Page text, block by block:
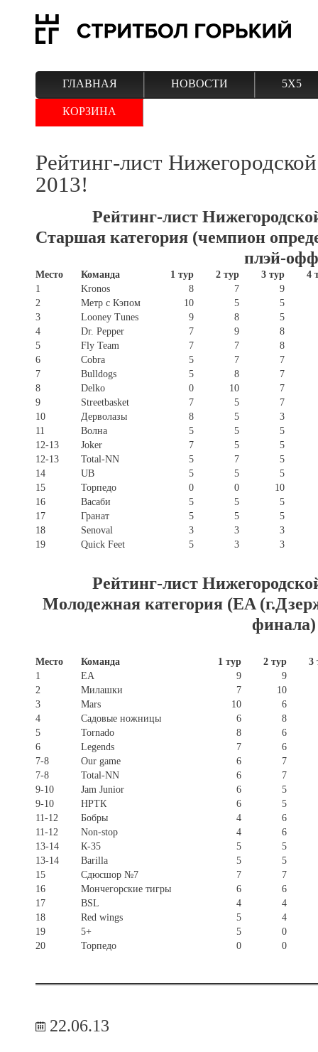
ГЛАВНАЯ НОВОСТИ 5Х5
КОРЗИНА
Рейтинг-лист
2013!
Рейтинг-лист
Старшая категория (чемпион
плэй-
Место Команда 1 тур 2 тур 3 тур
4
1
Kronos 8 7
9
2
Метр с Кэпом 10 5
5
3
Looney Tunes 9 8
5
4
Dr. Pepper 7 9
8
5
Fly Team 7 7
8
6
Cobra 5 7
7
7
Bulldogs 5 8
7
8
Delko 0 10
7
9
Streetbasket 7 5
7
10
Дерволазы 8 5
3
11
Волна 5 5
5
12-13
Joker 7 5
5
12-13
Total-NN 5 7
5
14
UB 5 5
5
15
Торпедо 0 0
10
16
Васаби 5 5
5
17
Гранат 5 5
5
18
Senoval 3 3
3
19
Quick Feet 5 3 3
Рейтинг-лист
Молодежная категория (EA
финала)
Место Команда 1 тур 2 тур
3
1
EA 9
9
2
Милашки 7
10
3
Mars 10
6
4
Садовые ножницы 6
8
5
Tornado 8
6
6
Legends 7
6
7-8
Our game 6
7
7-8
Total-NN 6
7
9-10
Jam Junior 6
5
9-10
НРТК 6
5
11-12
Бобры 4
6
11-12
Non-stop 4
6
13-14
К-35 5
5
13-14
Barilla 5
5
15
Сдюсшор №7 7
7
16
Мончегорские тигры 6
6
17
BSL 4
4
18
Red wings 5
4
19
5+ 5
0
20
Торпедо 0 0
22.06.13